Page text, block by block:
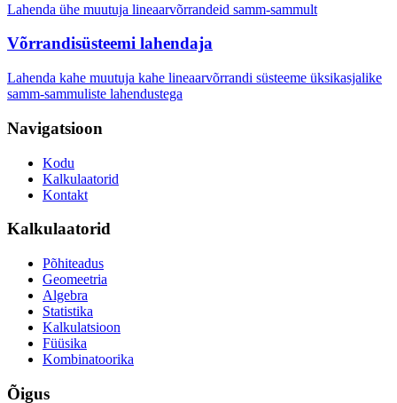
Lahenda ühe muutuja lineaarvõrrandeid samm-sammult
Võrrandisüsteemi lahendaja
Lahenda kahe muutuja kahe lineaarvõrrandi süsteeme üksikasjalike
samm-sammuliste lahendustega
Navigatsioon
Kodu
Kalkulaatorid
Kontakt
Kalkulaatorid
Põhiteadus
Geomeetria
Algebra
Statistika
Kalkulatsioon
Füüsika
Kombinatoorika
Õigus